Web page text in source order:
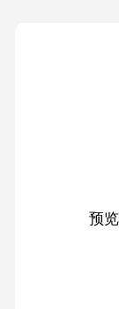
预